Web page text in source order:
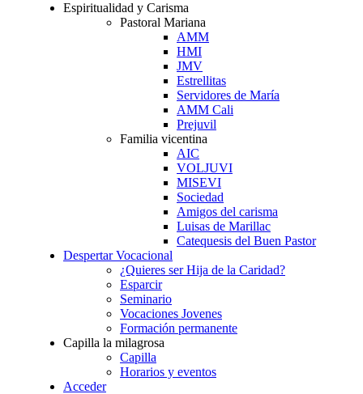
Espiritualidad y Carisma
Pastoral Mariana
AMM
HMI
JMV
Estrellitas
Servidores de María
AMM Cali
Prejuvil
Familia vicentina
AIC
VOLJUVI
MISEVI
Sociedad
Amigos del carisma
Luisas de Marillac
Catequesis del Buen Pastor
Despertar Vocacional
¿Quieres ser Hija de la Caridad?
Esparcir
Seminario
Vocaciones Jovenes
Formación permanente
Capilla la milagrosa
Capilla
Horarios y eventos
Acceder